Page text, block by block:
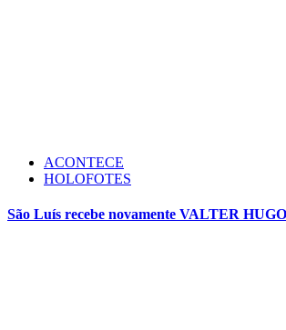
ACONTECE
HOLOFOTES
São Luís recebe novamente VALTER